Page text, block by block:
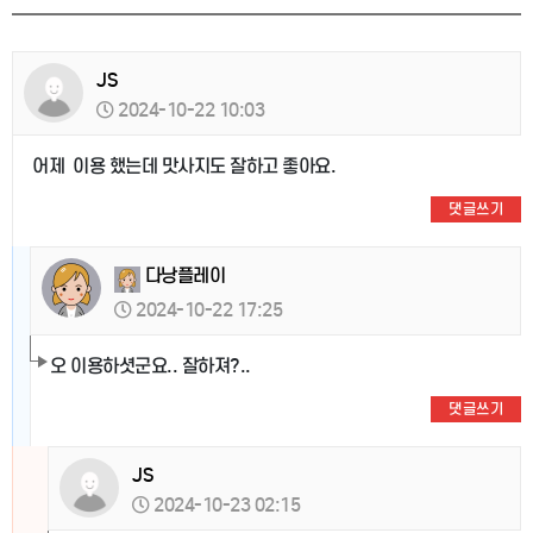
JS
2024-10-22 10:03
어제 이용 했는데 맛사지도 잘하고 좋아요.
댓글쓰기
다낭플레이
2024-10-22 17:25
오 이용하셧군요.. 잘하져?..
댓글쓰기
JS
2024-10-23 02:15